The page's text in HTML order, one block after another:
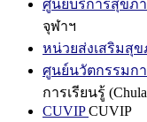
ศูนย์บริการสุขภ
จุฬาฯ
หน่วยส่งเสริมสุ
ศูนย์นวัตกรรมกา
การเรียนรู้
CUVIPCUVIP